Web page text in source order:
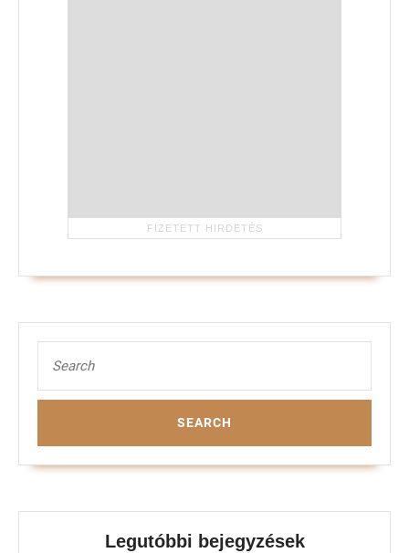
for:
Legutóbbi bejegyzések